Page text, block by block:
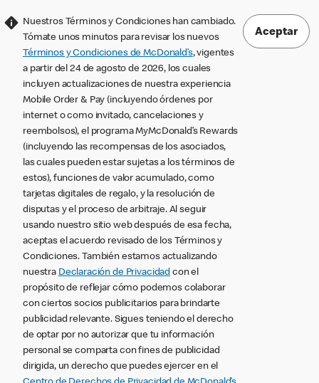
Nuestros Términos y Condiciones han cambiado.
Tómate unos minutos para revisar los nuevos
Términos y Condiciones de McDonald’s, vigentes
a partir del 24 de agosto de 2026, los cuales
incluyen actualizaciones de nuestra experiencia
Mobile Order & Pay (incluyendo órdenes por
internet o como invitado, cancelaciones y
reembolsos), el programa MyMcDonald’s Rewards
(incluyendo las recompensas de los asociados,
las cuales pueden estar sujetas a los términos de
estos), funciones de valor acumulado, como
tarjetas digitales de regalo, y la resolución de
disputas y el proceso de arbitraje. Al seguir
usando nuestro sitio web después de esa fecha,
aceptas el acuerdo revisado de los Términos y
Condiciones. También estamos actualizando
nuestra Declaración de Privacidad con el
propósito de reflejar cómo podemos colaborar
con ciertos socios publicitarios para brindarte
publicidad relevante. Sigues teniendo el derecho
de optar por no autorizar que tu información
personal se comparta con fines de publicidad
dirigida, un derecho que puedes ejercer en el
Aceptar